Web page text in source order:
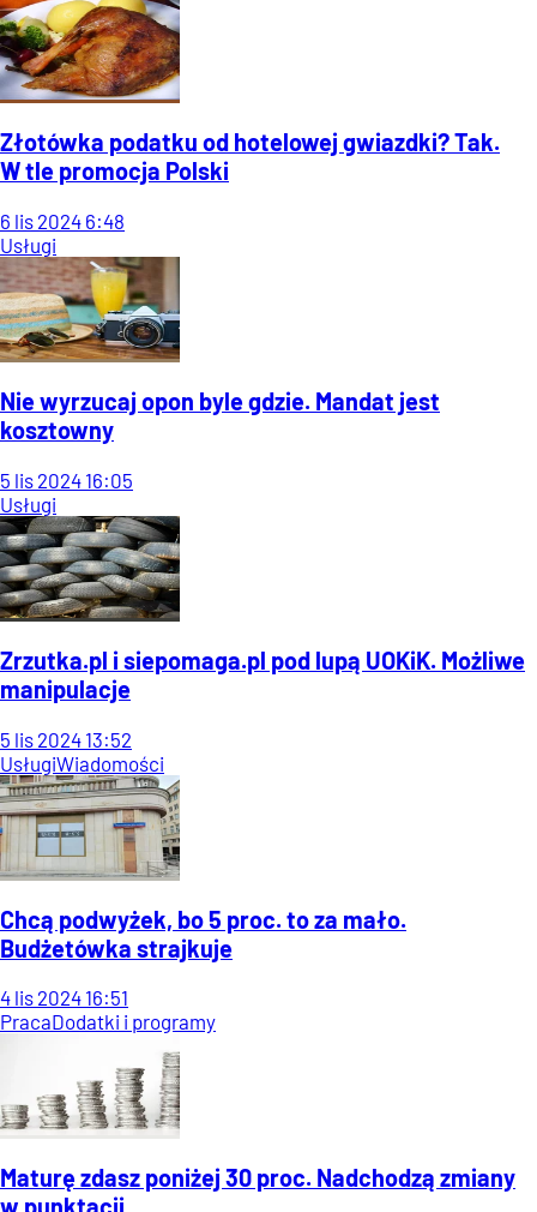
Złotówka podatku od hotelowej gwiazdki? Tak.
W tle promocja Polski
6 lis 2024 6:48
Usługi
Nie wyrzucaj opon byle gdzie. Mandat jest
kosztowny
5 lis 2024 16:05
Usługi
Zrzutka.pl i siepomaga.pl pod lupą UOKiK. Możliwe
manipulacje
5 lis 2024 13:52
UsługiWiadomości
Chcą podwyżek, bo 5 proc. to za mało.
Budżetówka strajkuje
4 lis 2024 16:51
PracaDodatki i programy
Maturę zdasz poniżej 30 proc. Nadchodzą zmiany